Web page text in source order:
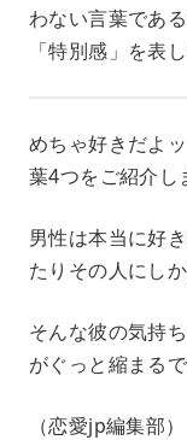
わない言葉であ
「特別感」を表
めちゃ好きだよ
葉4つをご紹介し
男性は本当に好
たりその人にし
そんな彼の気持
がぐっと縮まるで
（恋愛jp編集部）